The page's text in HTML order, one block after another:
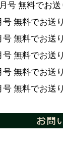
号 無料でお
無料でお送
無料でお送
無料でお送
無料でお送
無料でお送